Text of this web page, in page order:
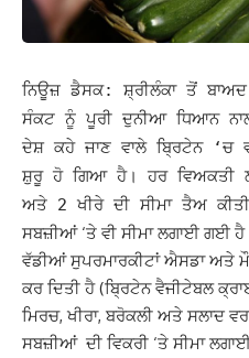
ਨਿਊਜ਼ ਡੈਸਕ: ਸ਼੍ਰੀਲੰਕਾ ਤੋਂ
ਸੰਕਟ ਨੂੰ ਪੂਰੀ ਦੁਨੀਆ ਧਿਆਨ
ਦੇਸ਼ ਕਹੇ ਜਾਣ ਵਾਲੇ ਬ੍ਰਿਟੇਨ ‘ਚ
ਸ਼ੁਰੂ ਹੋ ਗਿਆ ਹੈ। ਹਰ ਵਿਅਕਤੀ
ਅਤੇ 2 ਖੀਰੇ ਦੀ ਸੀਮਾ ਤੈਅ
ਸਬਜ਼ੀਆਂ ‘ਤੇ ਵੀ ਸੀਮਾ ਲਗਾਈ ਗਈ
ਵੱਡੀਆਂ ਸੁਪਰਮਾਰਕੀਟਾਂ ਐਸਡਾ ਅਤੇ
ਕਰ ਦਿਤੀ ਹੈ (ਬ੍ਰਿਟੇਨ ਵੈਜੀਟੇਬਲ
ਮਿਰਚ, ਖੀਰਾ, ਬਰੋਕਲੀ ਅਤੇ ਸਲਾਦ
ਸਬਜ਼ੀਆਂ ਦੀ ਵਿਕਰੀ ‘ਤੇ ਸੀਮਾ